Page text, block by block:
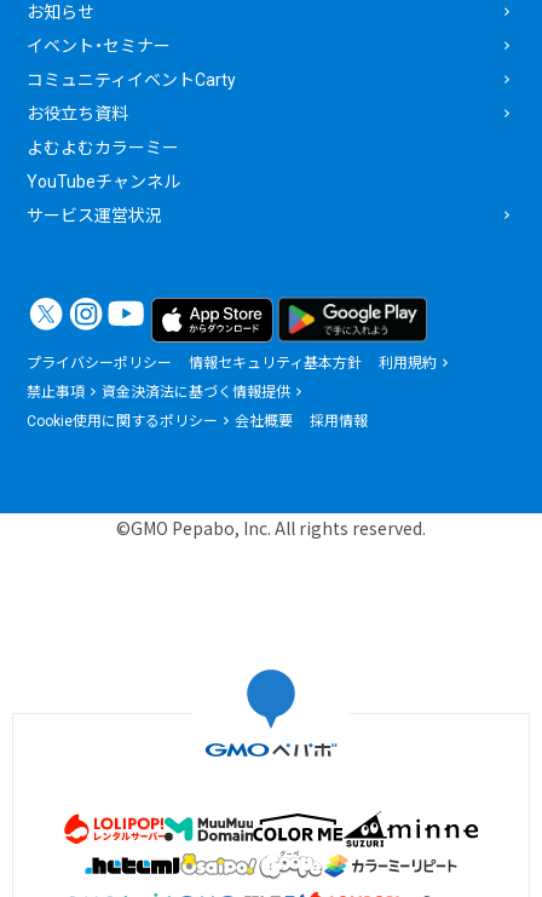
お知らせ
イベント・セミナー
コミュニティイベントCarty
お役立ち資料
よむよむカラーミー
YouTubeチャンネル
サービス運営状況
プライバシーポリシー 情報セキュリティ基本方針
利用規約
禁止事項
資金決済法に基づく情報提供
Cookie使用に関するポリシー
会社概要 採用情報
©GMO Pepabo, Inc. All rights reserved.